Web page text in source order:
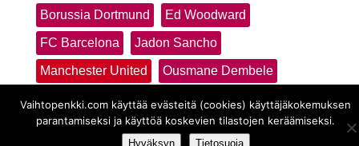
Borussia Dortmund Ed Woodward
FC Barcelona Jadon Sancho
Manchester United Ousmane Dembele
Vaihtopenkki.com käyttää evästeitä (cookies) käyttäjäkokemuksen
parantamiseksi ja käyttöä koskevien tilastojen keräämiseksi.
Hyväksyn Tietosuoja